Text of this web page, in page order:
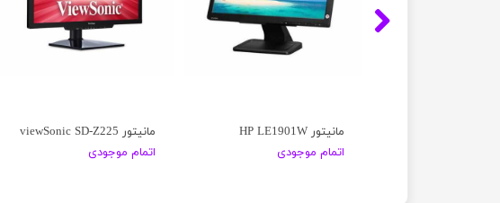
مانیتور viewSonic SD-Z225
اتمام موجودی
مانیتور HP LE1901W
اتمام موجودی